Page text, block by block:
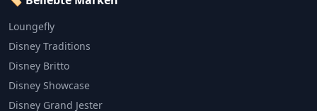
Loungefly
Disney Traditions
Disney Britto
Disney Showcase
Disney Grand Jester